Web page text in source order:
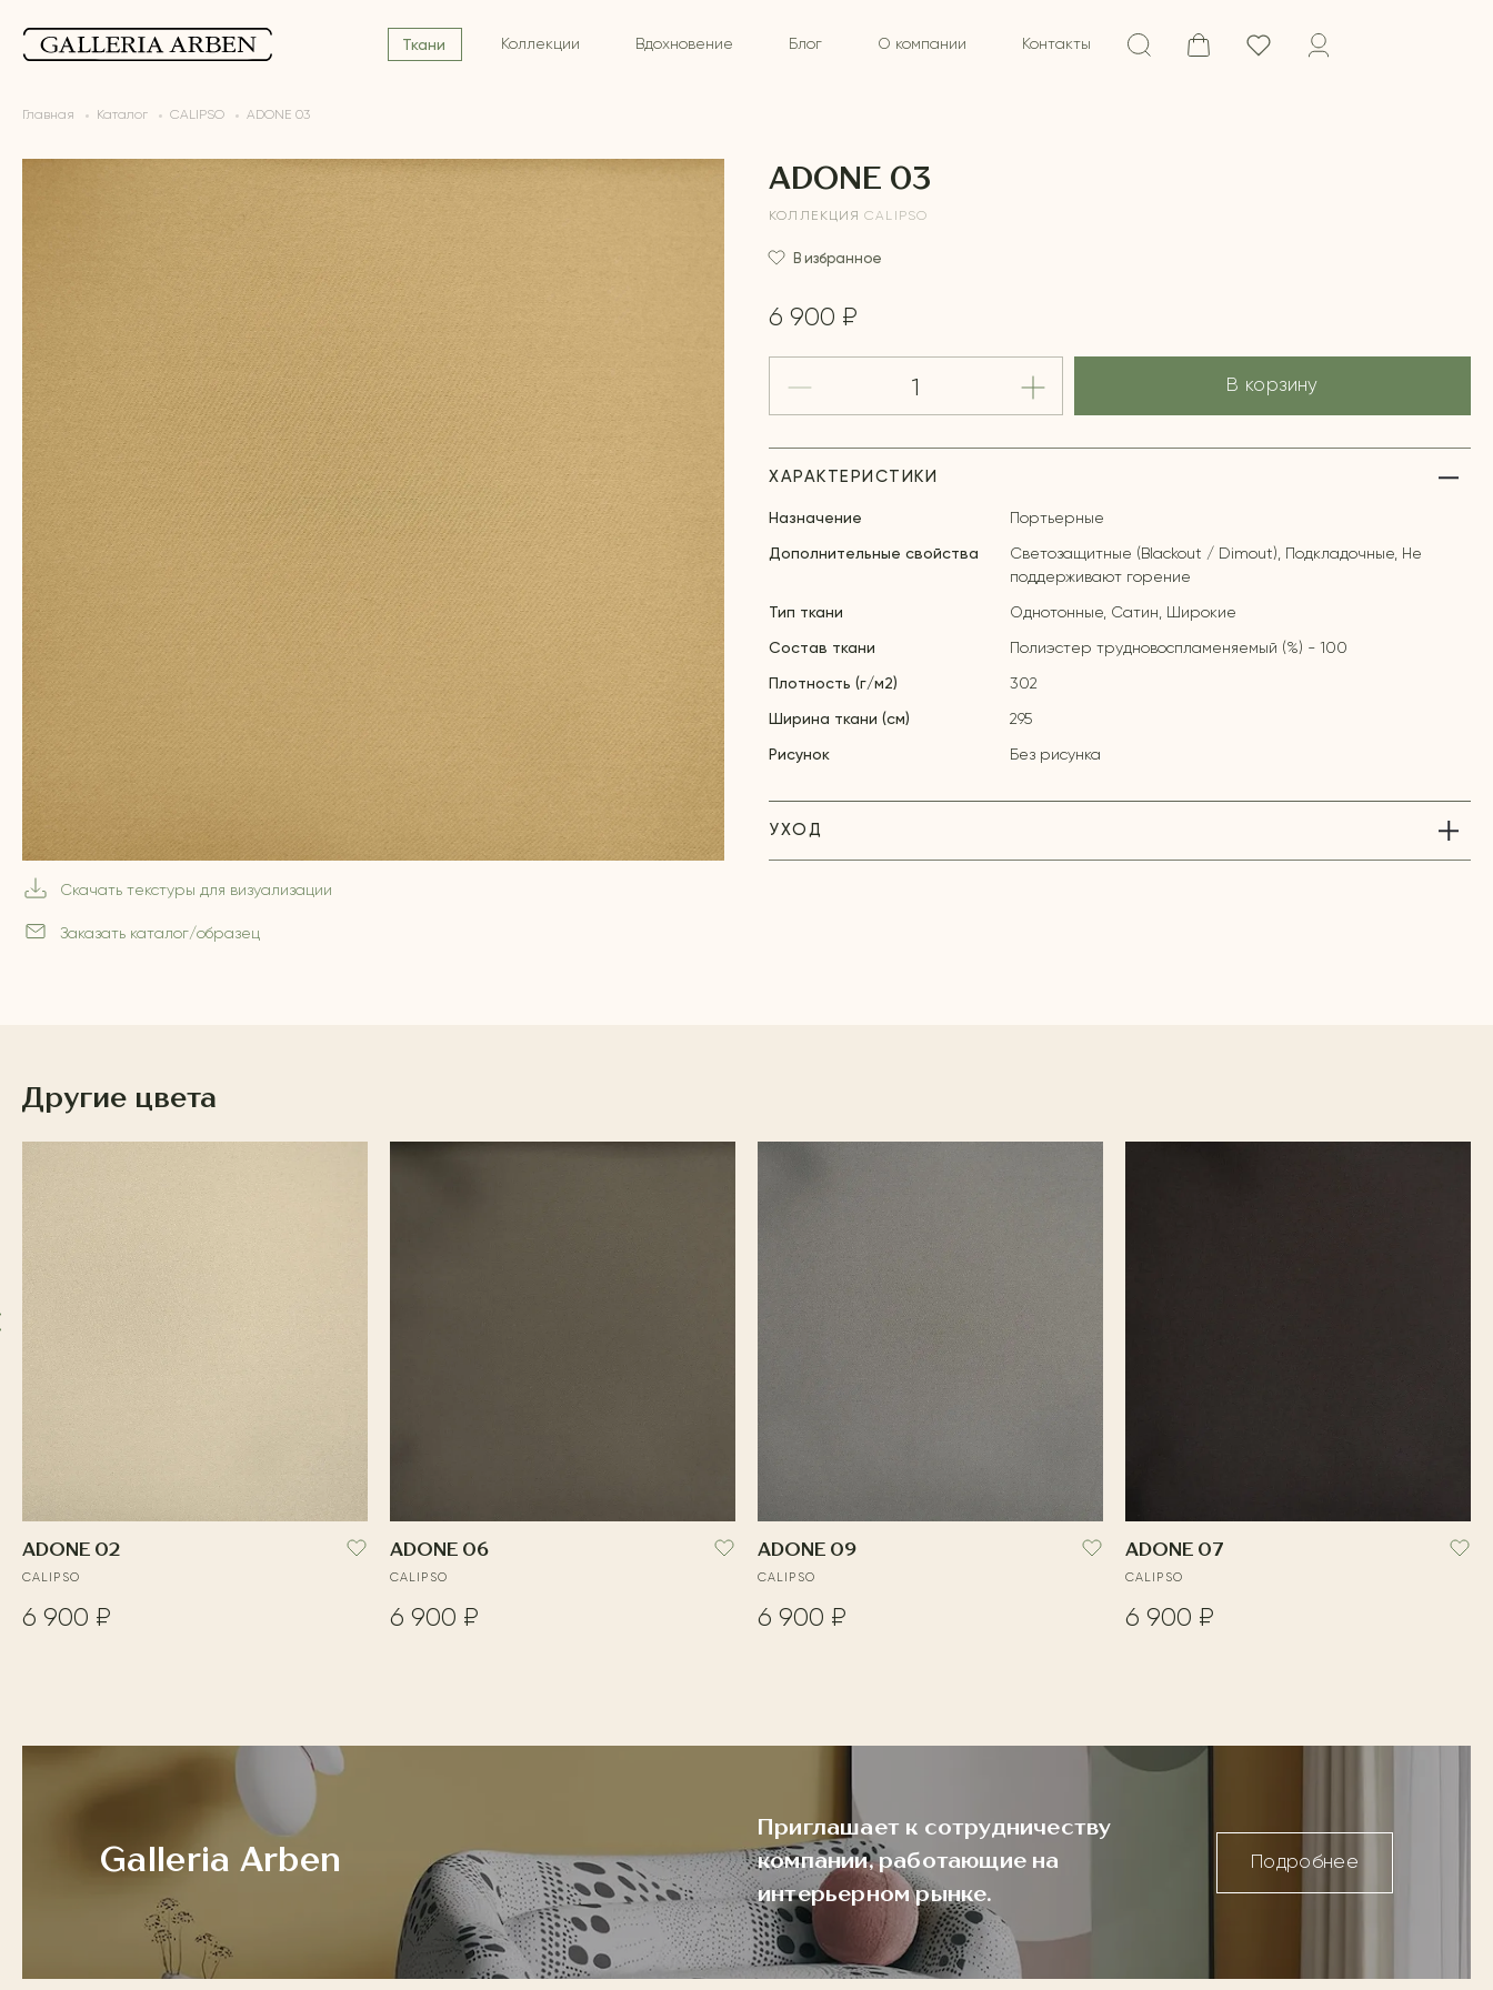
Ткани Коллекции Вдохновение Блог О компании Контакты
Главная Каталог CALIPSO ADONE 03
Скачать текстуры для визуализации
Заказать каталог/образец
ADONE 03
КОЛЛЕКЦИЯ CALIPSO
В избранное
6 900 ₽
В корзину
ХАРАКТЕРИСТИКИ
Назначение Портьерные
Дополнительные свойства
Светозащитные (Blackout / Dimout), Подкладочные, Не
поддерживают горение
Тип ткани Однотонные, Сатин, Широкие
Состав ткани Полиэстер трудновоспламеняемый (%) - 100
Плотность (г/м2) 302
Ширина ткани (см) 295
Рисунок Без рисунка
УХОД
Другие цвета
ADONE 02
CALIPSO
6 900 ₽
ADONE 06
CALIPSO
6 900 ₽
ADONE 09
CALIPSO
6 900 ₽
ADONE 07
CALIPSO
6 900 ₽
Galleria Arben
Приглашает к сотрудничеству
компании, работающие на
интерьерном рынке.
Подробнее